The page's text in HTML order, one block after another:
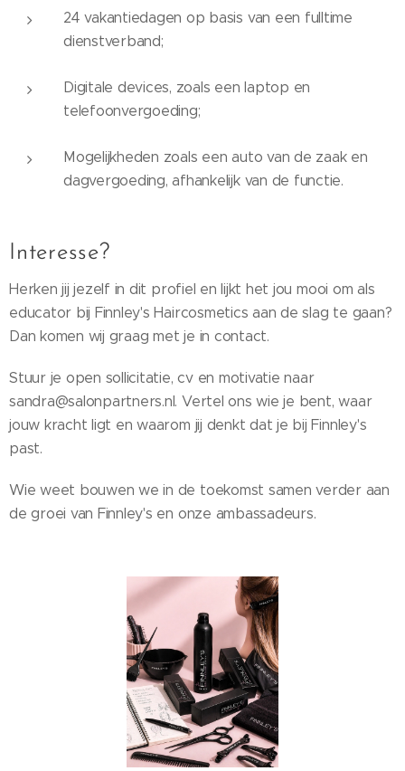
24 vakantiedagen op basis van een fulltime
dienstverband;
Digitale devices, zoals een laptop en
telefoonvergoeding;
Mogelijkheden zoals een auto van de zaak en
dagvergoeding, afhankelijk van de functie.
Interesse?
Herken jij jezelf in dit profiel en lijkt het jou mooi om als
educator bij Finnley's Haircosmetics aan de slag te gaan?
Dan komen wij graag met je in contact.
Stuur je open sollicitatie, cv en motivatie naar
sandra@salonpartners.nl. Vertel ons wie je bent, waar
jouw kracht ligt en waarom jij denkt dat je bij Finnley's
past.
Wie weet bouwen we in de toekomst samen verder aan
de groei van Finnley's en onze ambassadeurs.